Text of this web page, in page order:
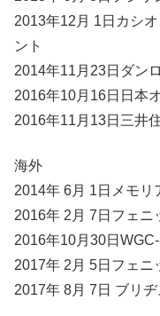
2013年12月 1日カシ
ント
2014年11月23日ダン
2016年10月16日日本
2016年11月13日三井
海外
2014年 6月 1日メモリ
2016年 2月 7日フェニ
2016年10月30日
2017年 2月 5日フェニ
2017年 8月 7日 ブリ